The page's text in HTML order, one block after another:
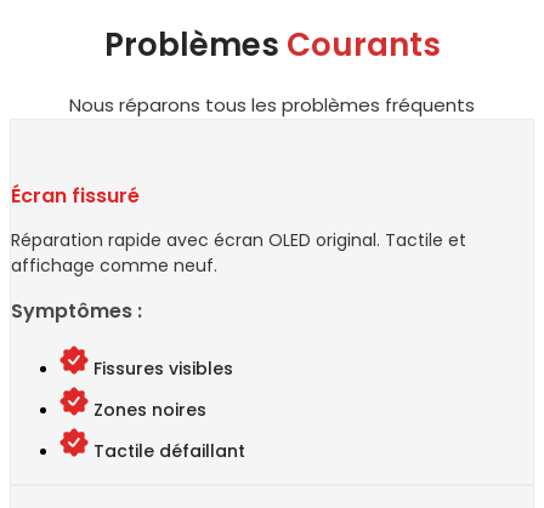
Problèmes Courants
Nous réparons tous les problèmes fréquents
Écran fissuré
Réparation rapide avec écran OLED original. Tactile et
affichage comme neuf.
Symptômes :
Fissures visibles
Zones noires
Tactile défaillant